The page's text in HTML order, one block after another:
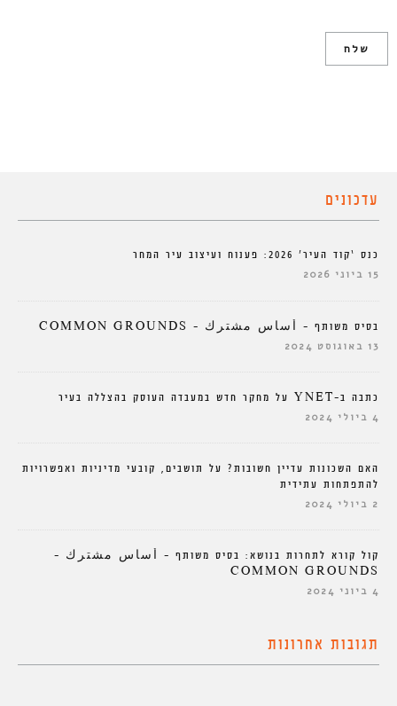
עדכונים
כנס ‘קוד העיר’ 2026: פענוח ועיצוב עיר המחר
15 ביוני 2026
בסיס משותף – أساس مشترك – COMMON GROUNDS
13 באוגוסט 2024
כתבה ב-YNET על מחקר חדש במעבדה העוסק בהצללה בעיר
4 ביולי 2024
האם השכונות עדיין חשובות? על תושבים, קובעי מדיניות ואפשרויות
להתפתחות עתידית
2 ביולי 2024
קול קורא לתחרות בנושא: בסיס משותף – أساس مشترك –
COMMON GROUNDS
4 ביוני 2024
תגובות אחרונות